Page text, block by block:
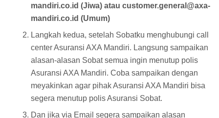
mandiri.co.id (Jiwa) atau customer.general@axa-
mandiri.co.id (Umum)
Langkah kedua, setelah Sobatku menghubungi call
center Asuransi AXA Mandiri. Langsung sampaikan
alasan-alasan Sobat semua ingin menutup polis
Asuransi AXA Mandiri. Coba sampaikan dengan
meyakinkan agar pihak Asuransi AXA Mandiri bisa
segera menutup polis Asuransi Sobat.
Dan jika via Email segera sampaikan alasan